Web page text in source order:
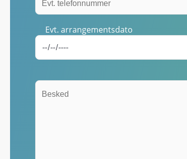
Evt. arrangementsdato